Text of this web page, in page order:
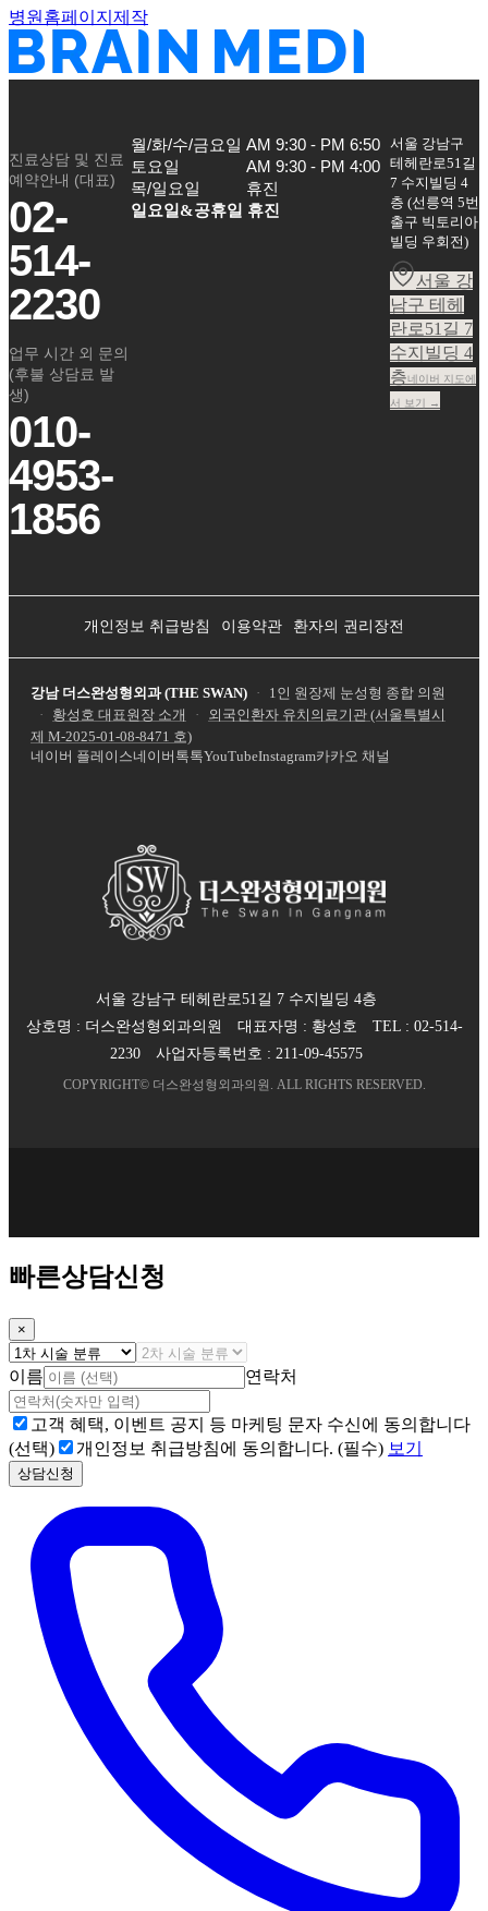
병원홈페이지제작
진료상담 및 진료
예약안내 (대표)
02-
514-
2230
업무 시간 외 문의
(후불 상담료 발
생)
010-
4953-
1856
월/화/수/금요일
토요일
목/일요일
AM 9:30 - PM 6:50
AM 9:30 - PM 4:00
휴진
일요일&공휴일 휴진
서울 강남구
테헤란로51길
7 수지빌딩 4
층 (선릉역 5번
출구 빅토리아
빌딩 우회전)
서울 강
남구 테헤
란로51길 7
수지빌딩 4
층네이버 지도에
서 보기 →
개인정보 취급방침 이용약관 환자의 권리장전
강남 더스완성형외과 (THE SWAN) ·
1인 원장제 눈성형 종합 의원
·
황성호 대표원장 소개 ·
외국인환자 유치의료기관 (서울특별시
제 M-2025-01-08-8471 호)
네이버 플레이스네이버톡톡YouTubeInstagram카카오 채널
서울 강남구 테헤란로51길 7 수지빌딩 4층
상호명 : 더스완성형외과의원 대표자명 : 황성호 TEL : 02-514-
2230
사업자등록번호 : 211-09-45575
COPYRIGHT© 더스완성형외과의원 . ALL RIGHTS RESERVED.
빠른상담신청
×
이름 연락처
고객 혜택, 이벤트 공지 등 마케팅 문자 수신에 동의합니다
(선택)
개인정보 취급방침에 동의합니다. (필수) 보기
상담신청